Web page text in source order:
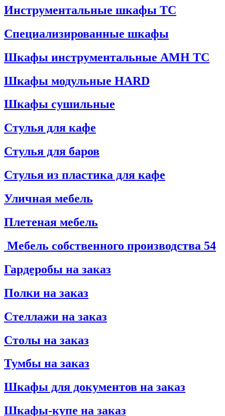
Инструментальные шкафы ТС
Специализированные шкафы
Шкафы инструментальные АМН ТС
Шкафы модульные HARD
Шкафы сушильные
Стулья для кафе
Стулья для баров
Стулья из пластика для кафе
Уличная мебель
Плетеная мебель
Мебель собственного производства 54
Гардеробы на заказ
Полки на заказ
Стеллажи на заказ
Столы на заказ
Тумбы на заказ
Шкафы для документов на заказ
Шкафы-купе на заказ